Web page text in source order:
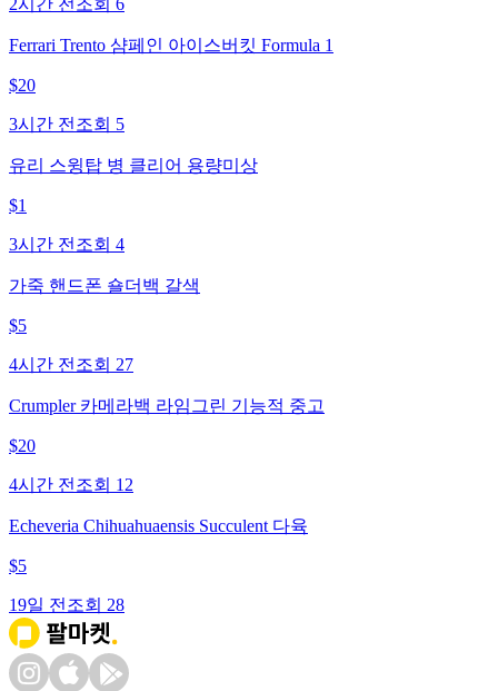
Ferrari Trento 샴페인 아이스버킷 Formula 1
$20
3시간 전 조회 5
유리 스윙탑 병 클리어 용량미상
$1
3시간 전 조회 4
가죽 핸드폰 숄더백 갈색
$5
4시간 전 조회 27
Crumpler 카메라백 라임그린 기능적 중고
$20
4시간 전 조회 12
Echeveria Chihuahuaensis Succulent 다육
$5
19일 전 조회 28